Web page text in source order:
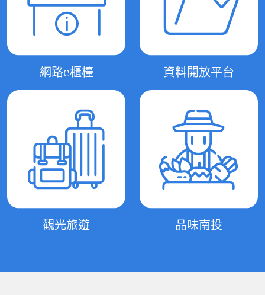
網路e櫃檯 資料開放平台
觀光旅遊 品味南投